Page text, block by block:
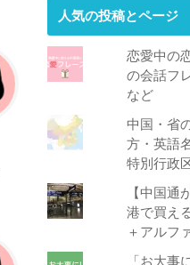
人気の投稿とページ
恋愛中の
の会話フ
など
中国・省
方・英語
特別行政
【中国通
港で買え
＋アルフ
「お大事